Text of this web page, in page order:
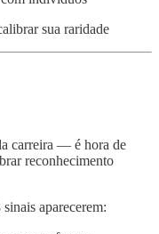
sua raridade
carreira — é hora de
reconhecimento
aparecerem: